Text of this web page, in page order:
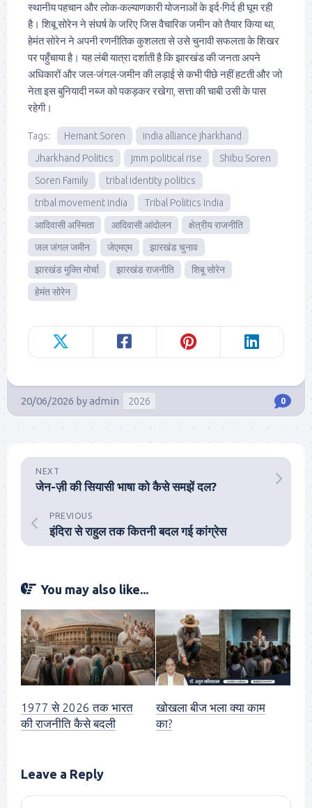
स्थानीय पहचान और लोक-कल्याणकारी योजनाओं के इर्द-गिर्द ही घूम रही
है। शिबू सोरेन ने संघर्ष के जरिए जिस वैचारिक जमीन को तैयार किया था,
हेमंत सोरेन ने अपनी रणनीतिक कुशलता से उसे चुनावी सफलता के शिखर
पर पहुँचाया है। यह लंबी यात्रा दर्शाती है कि झारखंड की जनता अपने
अधिकारों और जल-जंगल-जमीन की लड़ाई से कभी पीछे नहीं हटती और जो
नेता इस बुनियादी नब्ज को पकड़कर रखेगा, सत्ता की चाबी उसी के पास
रहेगी।
Tags: Hemant Soren
india alliance jharkhand
Jharkhand Politics
jmm political rise
Shibu Soren
Soren Family
tribal identity politics
tribal movement india
Tribal Politics India
आदिवासी अस्मिता
आदिवासी आंदोलन
क्षेत्रीय राजनीति
जल जंगल जमीन
जेएमएम
झारखंड चुनाव
झारखंड मुक्ति मोर्चा
झारखंड राजनीति
शिबू सोरेन
हेमंत सोरेन
20/06/2026 byadmin 2026 0
NEXT
जेन-ज़ी की सियासी भाषा को कैसे समझें दल?
PREVIOUS
इंदिरा से राहुल तक कितनी बदल गई कांग्रेस
You may also like...
1977 से 2026 तक भारत
की राजनीति कैसे बदली
खोखला बीज भला क्या काम
का?
Leave a Reply